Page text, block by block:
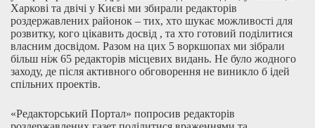
Харкові та двічі у Києві ми збирали редакторів
роздержавлених районок – тих, хто шукає можливості для
розвитку, кого цікавить досвід , та хто готовий поділитися
власним досвідом. Разом на цих 5 воркшопах ми зібрали
більш ніж 65 редакторів місцевих видань. Не було жодного
заходу, де після активного обговорення не виникло б ідей
спільних проектів.
«Редакторський Портал» попросив редакторів